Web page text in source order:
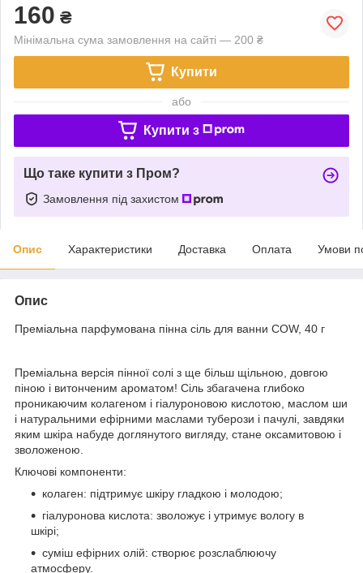
160 ₴
Мінімальна сума замовлення на сайті — 200 ₴
Купити
або
Купити з
Що таке купити з Пром?
Замовлення під захистом
Опис Характеристики Доставка Оплата Умови
Опис
Преміальна парфумована пінна сіль для ванни COW, 40 г
Преміальна версія пінної солі з ще більш щільною, довгою
піною і витонченим ароматом! Сіль збагачена глибоко
проникаючим колагеном і гіалуроновою кислотою, маслом ши
і натуральними ефірними маслами туберози і пачулі, завдяки
яким шкіра набуде доглянутого вигляду, стане оксамитовою і
зволоженою.
Ключові компоненти:
колаген: підтримує шкіру гладкою і молодою;
гіалуронова кислота: зволожує і утримує вологу в
шкірі;
суміш ефірних олій: створює розслаблюючу
атмосферу.